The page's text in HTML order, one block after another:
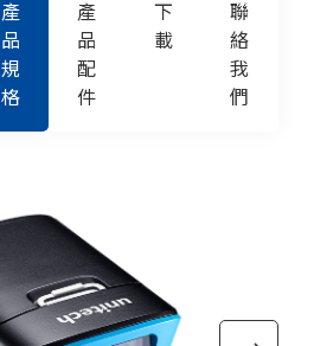
產
品
規
格
產
品
配
件
下
載
聯
絡
我
們